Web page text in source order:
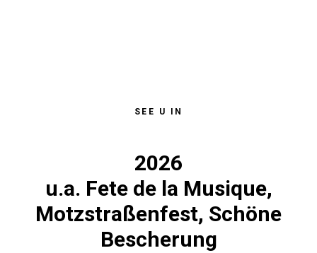
SEE U IN
2026
u.a. Fete de la Musique,
Motzstraßenfest, Schöne
Bescherung